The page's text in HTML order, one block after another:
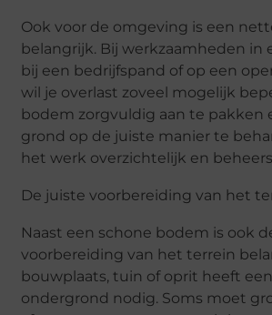
Ook voor de omgeving is een
belangrijk. Bij werkzaamheden in
bij een bedrijfspand of op een
wil je overlast zoveel mogelijk
bodem zorgvuldig aan te pakken
grond op de juiste manier te
het werk overzichtelijk en
De juiste voorbereiding van het
Naast een schone bodem is ook
voorbereiding van het terrein
bouwplaats, tuin of oprit heeft
ondergrond nodig. Soms moet